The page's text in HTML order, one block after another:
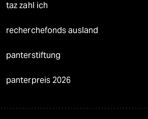
taz zahl ich
recherchefonds ausland
panterstiftung
panterpreis 2026